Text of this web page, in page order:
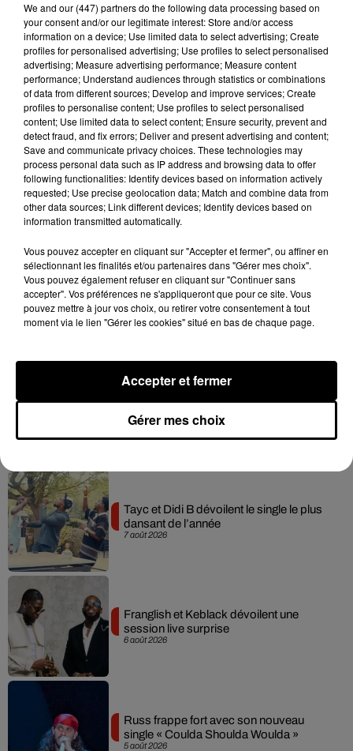
Voir cette publication sur Instagram
Une chose est sûre : le garçonnet est repartidu court
Philippe-Chatrier avec des étoiles plein les yeux !
Moha MMZ dévoile « Mikasa », un
nouveau single entre amour et...
7 août 2026
Tayc et Didi B dévoilent le single le plus
dansant de l’année
6 août 2026
Franglish et Keblack dévoilent une
session live surprise
5 août 2026
Russ frappe fort avec son nouveau
single « Coulda Shoulda Woulda »
We and our (447) partnersdo the following data processing based on
your consent and/or our legitimate interest: Store and/or access
information on a device; Use limited data to select advertising; Create
profiles for personalised advertising; Use profiles to select personalised
advertising; Measure advertising performance; Measure content
performance; Understand audiences through statistics or combinations
of data from different sources; Develop and improve services; Create
profiles to personalise content; Use profiles to select personalised
content; Use limited data to select content; Ensure security, prevent and
detect fraud, and fix errors; Deliver and present advertising and content;
Save and communicate privacy choices. These technologies may
process personal data such as IP address and browsing data to offer
following functionalities: Identify devices based on information actively
requested; Use precise geolocation data; Match and combine data from
other data sources; Link different devices; Identify devices based on
information transmitted automatically.
Vous pouvez accepter en cliquant sur "Accepter et fermer", ou affiner en
sélectionnant les finalités et/ou partenaires dans "Gérer mes choix".
Vous pouvez également refuser en cliquant sur "Continuer sans
accepter". Vos préférences ne s'appliqueront que pour ce site. Vous
pouvez mettre à jour vos choix, ou retirer votre consentement à tout
moment via le lien "Gérer les cookies" situé en bas de chaque page.
Gérer mes choix
Accepter et fermer